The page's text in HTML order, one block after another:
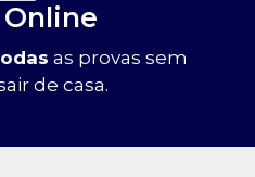
Online
as provas sem
de casa.